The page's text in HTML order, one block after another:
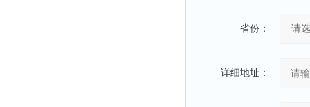
省份：
详细地址：